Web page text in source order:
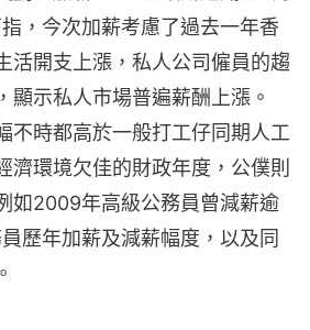
，今次加薪考慮了過去一年香
活開支上漲，私人公司僱員的趨
顯示私人市場普遍薪酬上漲。
不時都高於一般打工仔同期人工
濟環境欠佳的財政年度，公僕則
如2009年高級公務員曾減薪逾
歷年加薪及減薪幅度，以及同